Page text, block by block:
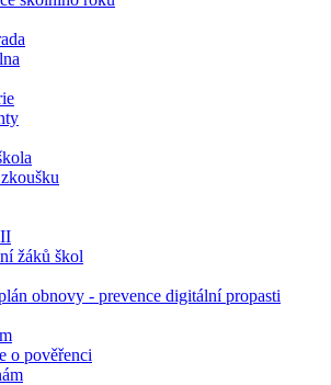
žáků škol
obnovy - prevence digitální propasti
o pověřenci